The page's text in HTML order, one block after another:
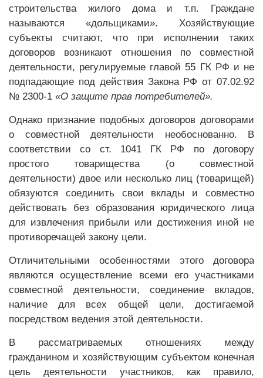
строительства жилого дома и т.п. Граждане
называются «дольщиками». Хозяйствующие
субъекты считают, что при исполнении таких
договоров возникают отношения по совместной
деятельности, регулируемые главой 55 ГК РФ и не
подпадающие под действия Закона РФ от 07.02.92
№ 2300-1 «О защите прав потребителей».
Однако признание подобных договоров договорами
о совместной деятельности необоснованно. В
соответствии со ст. 1041 ГК РФ по договору
простого товарищества (о совместной
деятельности) двое или несколько лиц (товарищей)
обязуются соединить свои вклады и совместно
действовать без образования юридического лица
для извлечения прибыли или достижения иной не
противоречащей закону цели.
Отличительными особенностями этого договора
являются осуществление всеми его участниками
совместной деятельности, соединение вкладов,
наличие для всех общей цели, достигаемой
посредством ведения этой деятельности.
В рассматриваемых отношениях между
гражданином и хозяйствующим субъектом конечная
цель деятельности участников, как правило,